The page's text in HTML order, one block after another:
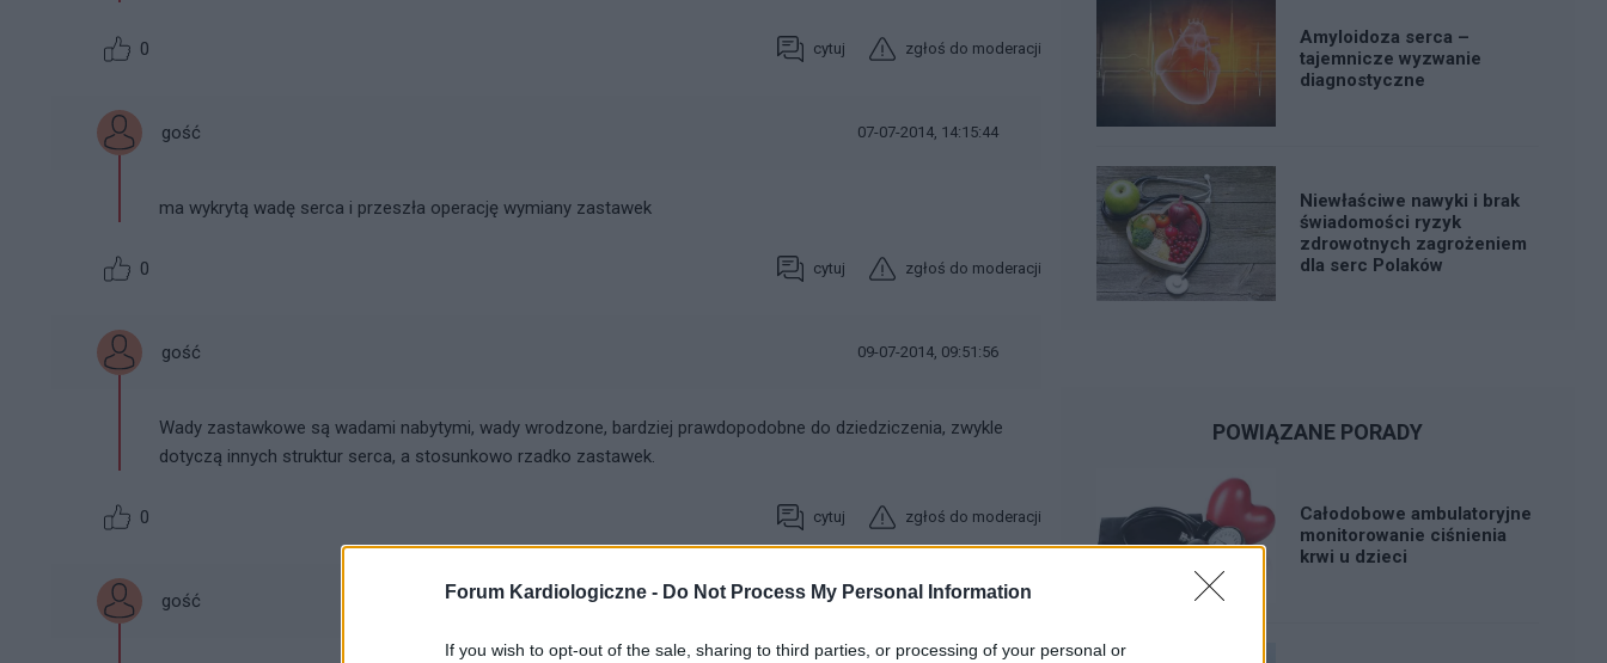
Forum Kardiologiczne - Do Not Process My Personal Information
If you wish to opt-out of the sale, sharing to third parties, or processing of your personal or
0 cytuj zgłoś do moderacji
gość 07-07-2014, 14:15:44
ma wykrytą wadę serca i przeszła operację wymiany zastawek
0 cytuj zgłoś do moderacji
gość 09-07-2014, 09:51:56
Wady zastawkowe są wadami nabytymi, wady wrodzone, bardziej prawdopodobne do dziedziczenia, zwykle
dotyczą innych struktur serca, a stosunkowo rzadko zastawek.
0 cytuj zgłoś do moderacji
gość 10-10-2014, 06:07:52
Amyloidoza serca –
tajemnicze wyzwanie
diagnostyczne
Niewłaściwe nawyki i brak
świadomości ryzyk
zdrowotnych zagrożeniem
dla serc Polaków
POWIĄZANE PORADY
Całodobowe ambulatoryjne
monitorowanie ciśnienia
krwi u dzieci